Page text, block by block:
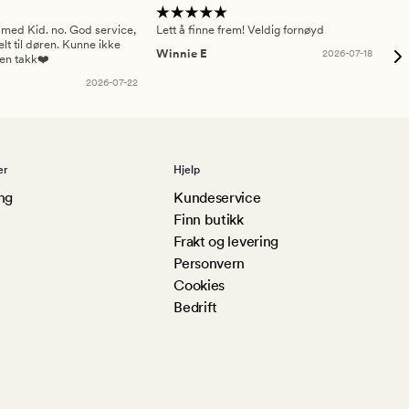
Kid. no. God service,
til døren. Kunne ikke
takk❤️
2026-07-22
Lett å finne frem! Veldig fornøyd
Winnie E
2026-07-18
Hjelp
Kundeservice
Finn butikk
Frakt og levering
Personvern
Cookies
Bedrift